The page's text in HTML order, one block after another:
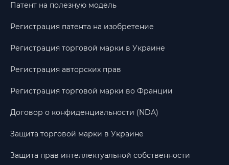
Патент на полезную модель
Регистрация патента на изобретение
Регистрация торговой марки в Украине
Регистрация авторских прав
Регистрация торговой марки во Франции
Договор о конфиденциальности (NDA)
Защита торговой марки в Украине
Защита прав интеллектуальной собственности